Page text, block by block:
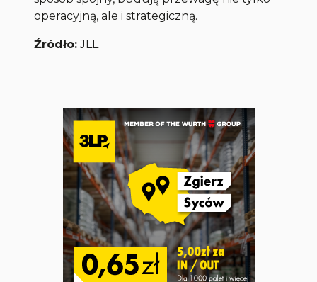
operacyjną, ale i strategiczną.
Źródło:JLL